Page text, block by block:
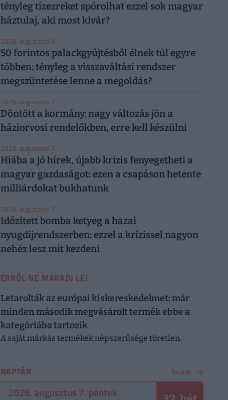
tényleg tízezreket spórolhat ezzel sok magyar
háztulaj, aki most kivár?
2026. augusztus 6.
50 forintos palackgyűjtésből élnek túl egyre
többen: tényleg a visszaváltási rendszer
megszüntetése lenne a megoldás?
2026. augusztus 7.
Döntött a kormány: nagy változás jön a
háziorvosi rendelőkben, erre kell készülni
2026. augusztus 7.
Hiába a jó hírek, újabb krízis fenyegetheti a
magyar gazdaságot: ezen a csapáson hetente
milliárdokat bukhatunk
2026. augusztus 7.
Időzített bomba ketyeg a hazai
nyugdíjrendszerben: ezzel a krízissel nagyon
nehéz lesz mit kezdeni
ERRŐL NE MARADJ LE!
Letarolták az európai kiskereskedelmet: már
minden második megvásárolt termék ebbe a
kategóriába tartozik
A saját márkás termékek népszerűsége töretlen.
NAPTÁR Tovább
2026. augusztus 7. péntek